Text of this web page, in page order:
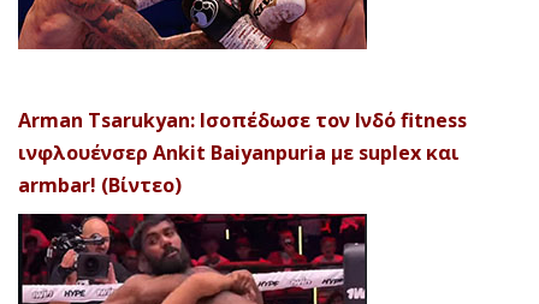
Arman Tsarukyan: Ισοπέδωσε τον Ινδό fitness
ινφλουένσερ Ankit Baiyanpuria με suplex και
armbar! (Βίντεο)